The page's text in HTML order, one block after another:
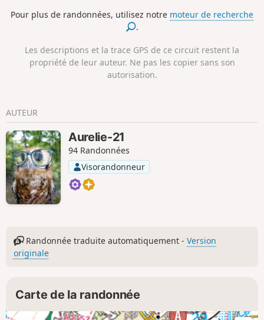
Pour plus de randonnées, utilisez notre moteur de recherche
.
Les descriptions et la trace GPS de ce circuit restent la
propriété de leur auteur. Ne pas les copier sans son
autorisation.
AUTEUR
Aurelie-21
94 Randonnées
Visorandonneur
Randonnée traduite automatiquement -Version
originale
Carte de la randonnée